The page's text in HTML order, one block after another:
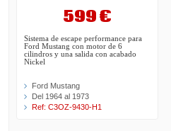
599 €
Sistema de escape performance para
Ford Mustang con motor de 6
cilindros y una salida con acabado
Nickel
Ford Mustang
Del 1964 al 1973
Ref: C3OZ-9430-H1